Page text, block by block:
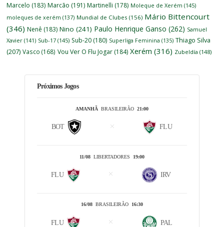
Marcelo (183) Marcão (191) Martinelli (178) Moleque de Xerém (145)
moleques de xerém (137) Mundial de Clubes (156) Mário Bittencourt
(346) Nenê (183) Nino (241) Paulo Henrique Ganso (262) Samuel
Xavier (141) Sub-17 (145) Sub-20 (180) Superliga Feminina (135) Thiago Silva
(207) Vasco (168) Vou Ver O Flu Jogar (184) Xerém (316) Zubeldía (148)
Próximos Jogos
AMANHÃBRASILEIRÃO 21:00
BOT FLU
11/08LIBERTADORES 19:00
FLU IRV
16/08BRASILEIRÃO 16:30
FLU PAL